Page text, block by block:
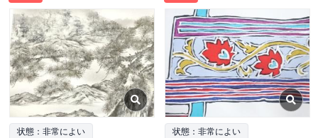
状態：非常によい
状態：非常によい